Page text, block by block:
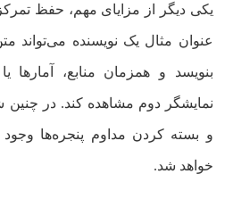
یکی دیگر از مزایای مهم، حفظ
عنوان مثال یک نویسنده می‌تواند
بنویسد و همزمان منابع، آمارها
نمایشگر دوم مشاهده کند. در چنین
و بسته کردن مداوم پنجره‌ها وجود
خواهد شد.